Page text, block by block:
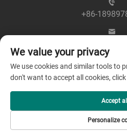
+86-
Copyright © 2025
Electric Co., Ltd -
We value your privacy
We use cookies and similar tools to
don't want to accept all cookies,
Personalize
Accept all